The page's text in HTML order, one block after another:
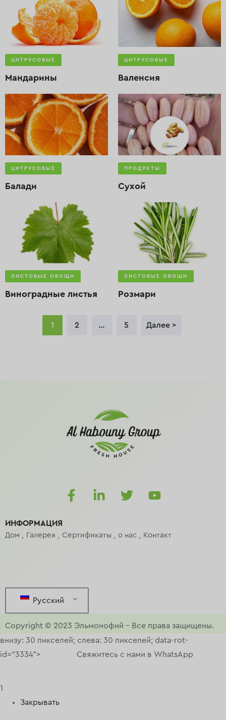
ЦИТРУСОВЫЕ
Мандарины
ЦИТРУСОВЫЕ
Валенсия
ЦИТРУСОВЫЕ
Балади
ПРОДУКТЫ
Сухой
ЛИСТОВЫЕ ОВОЩИ
Виноградные листья
ЛИСТОВЫЕ ОВОЩИ
Розмари
1 2 … 5 Далее >
ИНФОРМАЦИЯ
Дом Галерея Сертификаты о нас Контакт
Русский
Copyright © 2023 Эльмонофий – Все права защищены.
внизу: 30 пикселей; слева: 30 пикселей; data-rot-
id="3334">
Свяжитесь с нами в WhatsApp
1
Закрывать